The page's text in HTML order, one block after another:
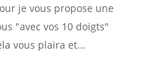
je vous propose une
"avec vos 10 doigts"
vous plaira et...